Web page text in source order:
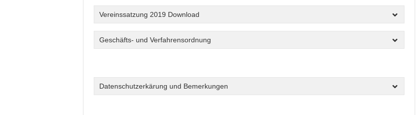
Vereinssatzung 2019 Download
Geschäfts- und Verfahrensordnung
Datenschutzerkärung und Bemerkungen